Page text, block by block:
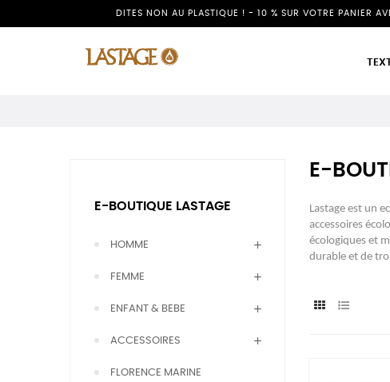
DITES NON AU PLASTIQUE ! - 10 % SUR VOTRE PANIER
E-BOUTIQUE LASTAGE
HOMME
FEMME
ENFANT & BEBE
ACCESSOIRES
FLORENCE MARINE
E-
Lastage est un
accessoires
écologiques et
durable et de